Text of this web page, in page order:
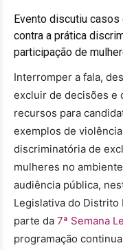
Evento discutiu
contra a prática
participação de
Interromper a fala,
excluir de decisões e
recursos para
exemplos de
discriminatória de
mulheres no
audiência pública,
Legislativa do Distrito
parte da 7ª Semana
programação